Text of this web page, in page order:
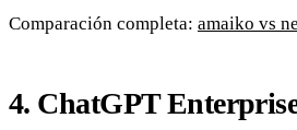
Comparación completa: amaiko vs
4. ChatGPT